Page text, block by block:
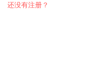
还没有注册？